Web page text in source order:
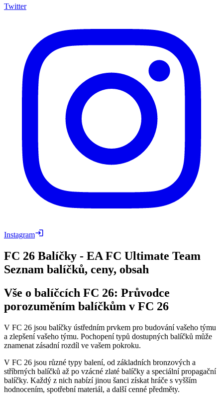
Twitter
Instagram
FC 26 Balíčky - EA FC Ultimate Team
Seznam balíčků, ceny, obsah
Vše o balíčcích FC 26: Průvodce
porozuměním balíčkům v FC 26
V FC 26 jsou balíčky ústředním prvkem pro budování vašeho týmu
a zlepšení vašeho týmu. Pochopení typů dostupných balíčků může
znamenat zásadní rozdíl ve vašem pokroku.
V FC 26 jsou různé typy balení, od základních bronzových a
stříbrných balíčků až po vzácné zlaté balíčky a speciální propagační
balíčky. Každý z nich nabízí jinou šanci získat hráče s vyšším
hodnocením, spotřební materiál, a další cenné předměty.